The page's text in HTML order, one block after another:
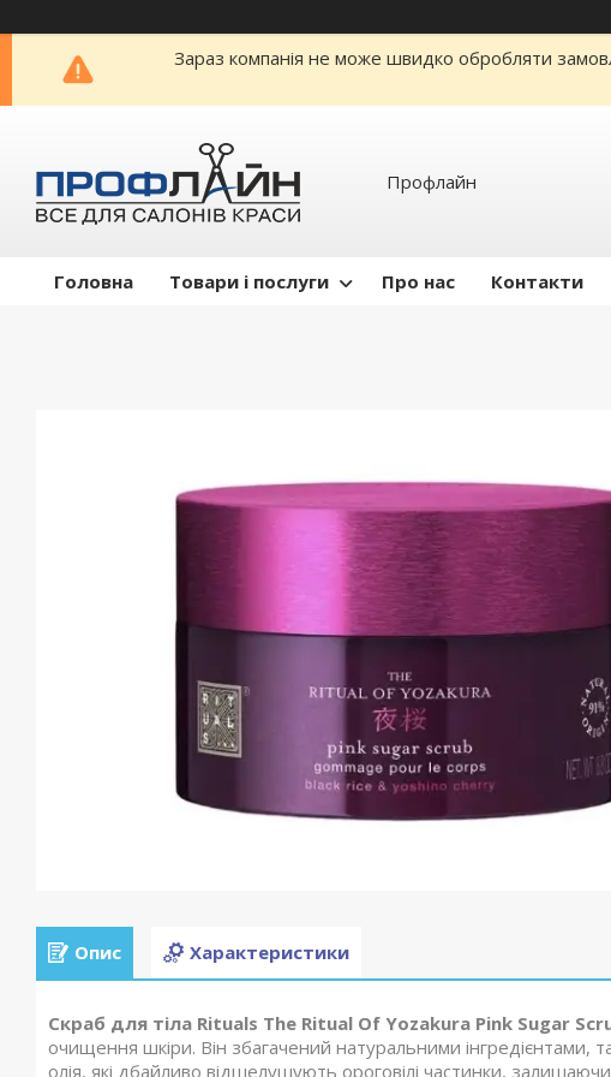
Зараз компанія не може швидко обробляти
Профлайн
Головна Товари і послуги Про нас Контакти
Опис Характеристики
Скраб для тіла Rituals The Ritual Of Yozakura Pink Sugar
очищення шкіри. Він збагачений натуральними інгредієнтами,
олія, які дбайливо відшелушують ороговілі частинки,